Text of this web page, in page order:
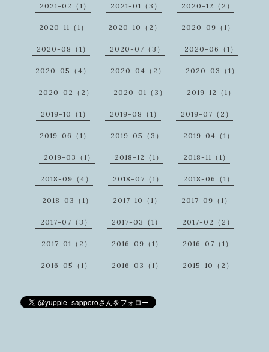
2021-02（1） 2021-01（3） 2020-12（2）
2020-11（1） 2020-10（2） 2020-09（1）
2020-08（1） 2020-07（3） 2020-06（1）
2020-05（4） 2020-04（2） 2020-03（1）
2020-02（2） 2020-01（3） 2019-12（1）
2019-10（1） 2019-08（1） 2019-07（2）
2019-06（1） 2019-05（3） 2019-04（1）
2019-03（1） 2018-12（1） 2018-11（1）
2018-09（4） 2018-07（1） 2018-06（1）
2018-03（1） 2017-10（1） 2017-09（1）
2017-07（3） 2017-03（1） 2017-02（2）
2017-01（2） 2016-09（1） 2016-07（1）
2016-05（1） 2016-03（1） 2015-10（2）